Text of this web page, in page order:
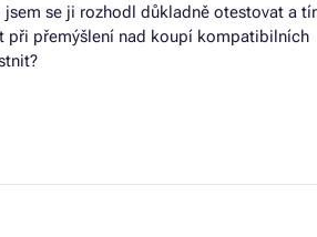
se ji rozhodl důkladně otestovat a
při přemýšlení nad koupí kompatibilních